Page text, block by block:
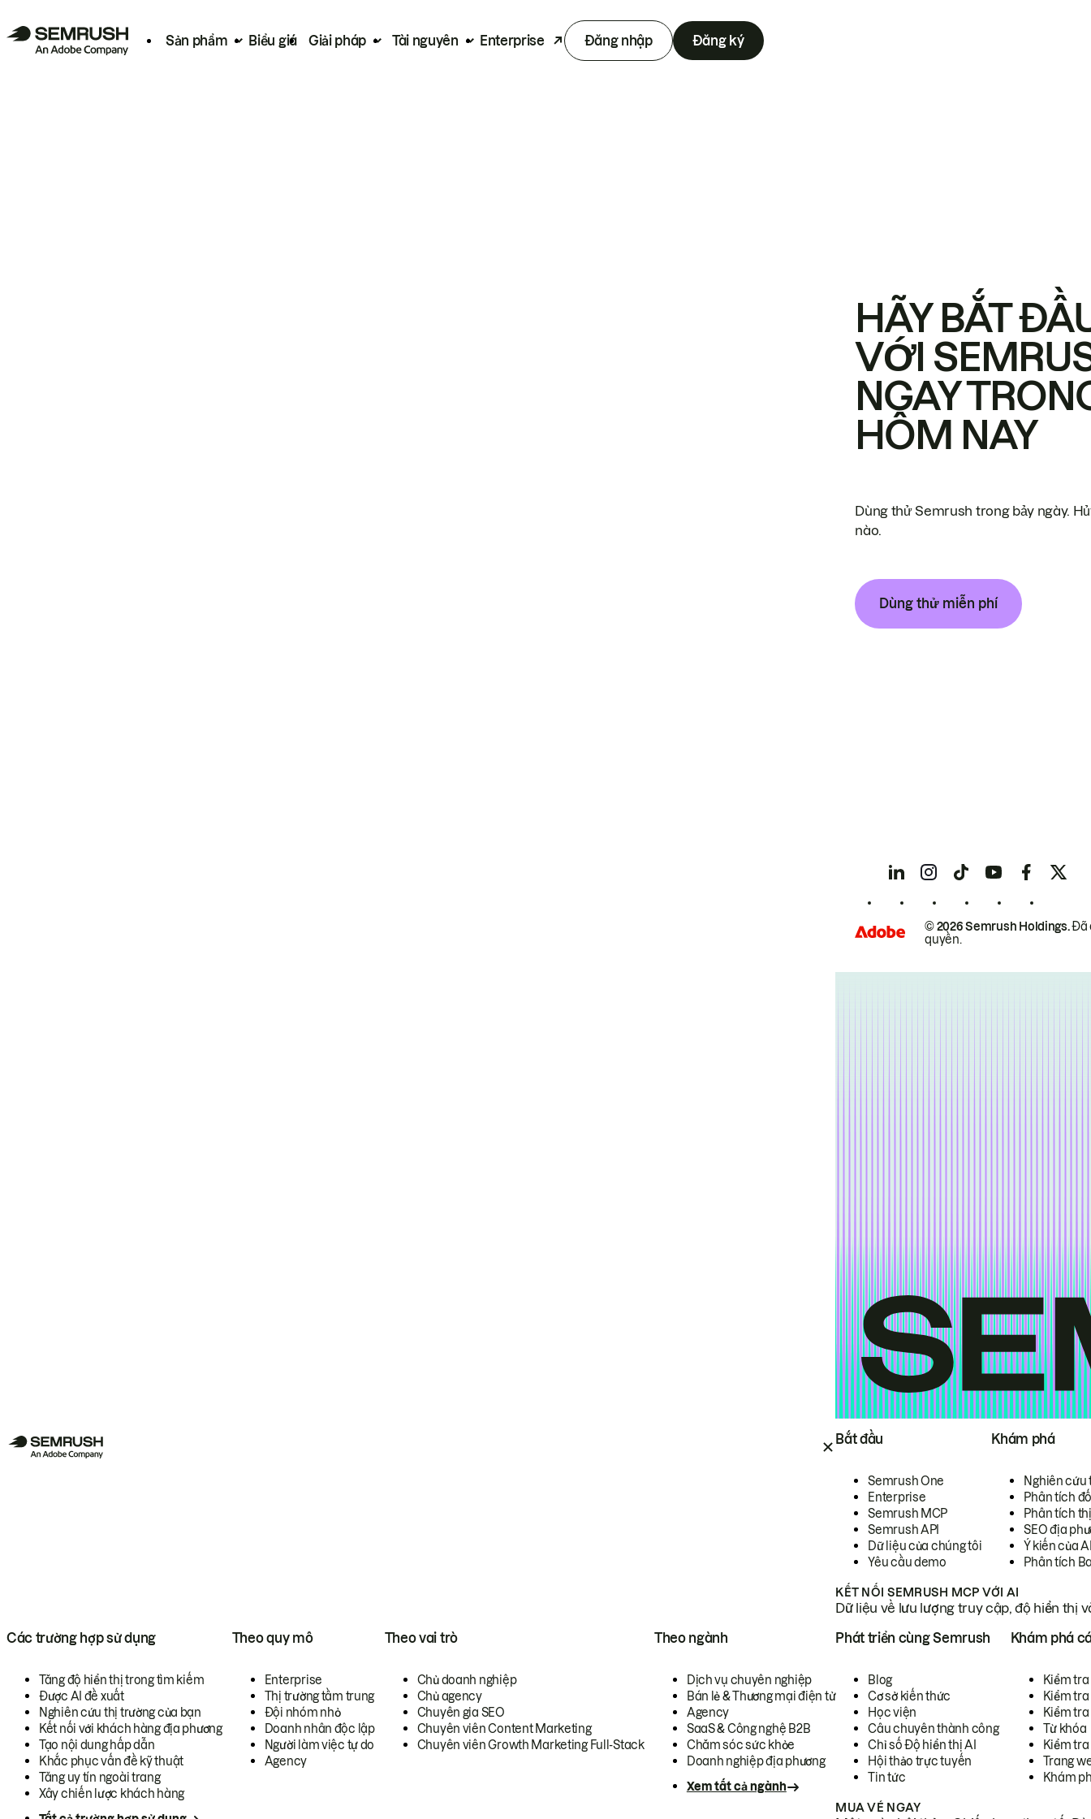
Sản phẩm Biểu giá Giải pháp Tài nguyên Enterprise Đăng nhập Đăng ký
Bắt đầu
Semrush One
Enterprise
Semrush MCP
Semrush API
Dữ liệu của chúng tôi
Yêu cầu demo
Khám phá
Nghiên cứu
Phân tích
Phân tích
SEO địa
Ý kiến của
Phân tích
KẾT NỐI SEMRUSH MCP VỚI AI
Dữ liệu về lưu lượng truy cập, độ hiển thị
Các trường hợp sử dụng
Tăng độ hiển thị trong tìm kiếm
Được AI đề xuất
Nghiên cứu thị trường của bạn
Kết nối với khách hàng địa phương
Tạo nội dung hấp dẫn
Khắc phục vấn đề kỹ thuật
Tăng uy tín ngoài trang
Xây chiến lược khách hàng
Theo quy mô
Enterprise
Thị trường tầm trung
Đội nhóm nhỏ
Doanh nhân độc lập
Người làm việc tự do
Agency
Theo vai trò
Chủ doanh nghiệp
Chủ agency
Chuyên gia SEO
Chuyên viên Content Marketing
Chuyên viên Growth Marketing Full-Stack
Theo ngành
Dịch vụ chuyên nghiệp
Bán lẻ & Thương mại điện tử
Agency
SaaS & Công nghệ B2B
Chăm sóc sức khỏe
Doanh nghiệp địa phương
Xem tất cả ngành
Phát triển cùng Semrush
Blog
Cơ sở kiến thức
Học viện
Câu chuyên thành công
Chỉ số Độ hiển thị AI
Hội thảo trực tuyến
Tin tức
Khám phá
Kiểm
Kiểm tra
Kiểm
Từ khóa
Kiểm
Trang
Khám
MUA VÉ NGAY
HÃY BẮT
VỚI
NGAY
HÔM NAY
Dùng thử Semrush trong bảy ngày.
nào.
Dùng thử miễn phí
© 2026 Semrush Holdings.Đã
quyền.